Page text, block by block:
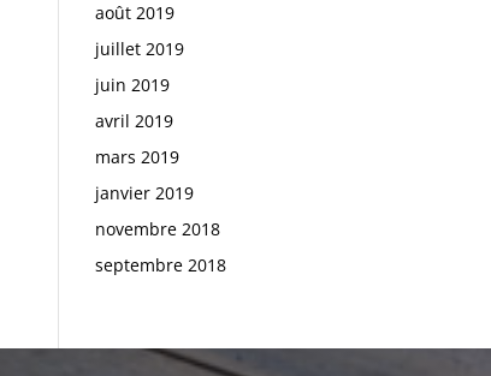
août 2019
juillet 2019
juin 2019
avril 2019
mars 2019
janvier 2019
novembre 2018
septembre 2018